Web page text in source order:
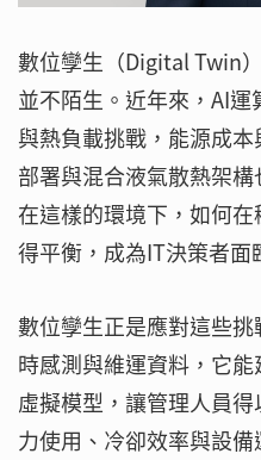
數位孿生（Digital Twin
並不陌生。近年來，AI
與熱負載挑戰，能源成
部署與混合液氣散熱架
在這樣的環境下，如何
得平衡，成為IT決策者面
數位孿生正是應對這些
時感測與維運資料，它
虛擬模型，讓管理人員
力使用、冷卻效率與設